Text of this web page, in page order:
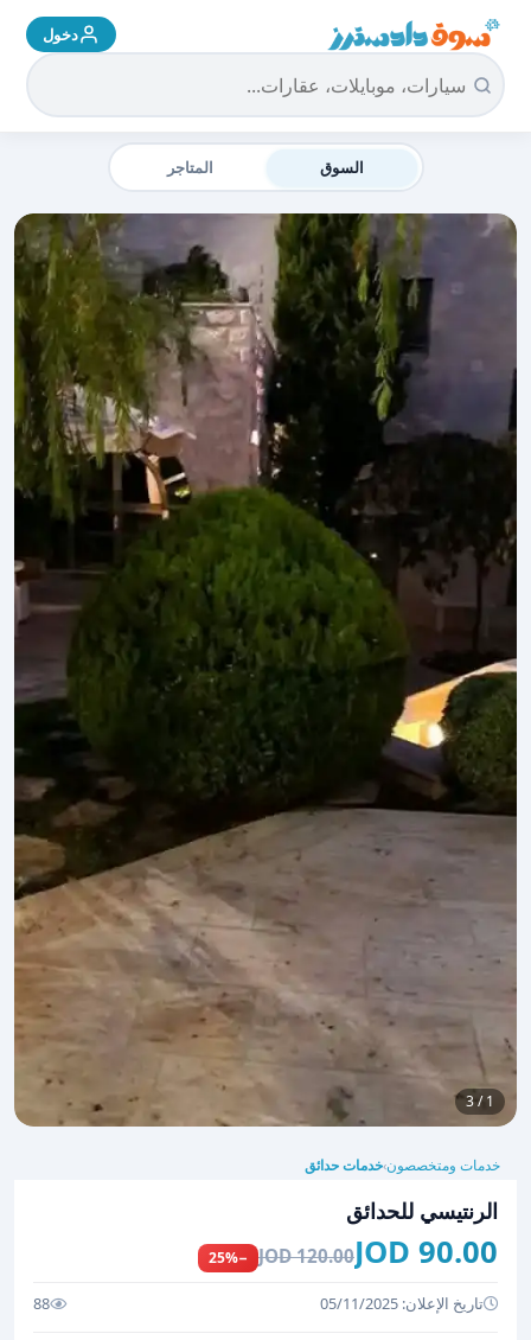
سوق دادسترز الرئيسية دخول
السوق المتاجر
1 / 3
خدمات ومتخصصون›خدمات حدائق
الرنتيسي للحدائق
90.00 JOD
120.00 JOD
−25%
تاريخ الإعلان: 05/11/2025 88